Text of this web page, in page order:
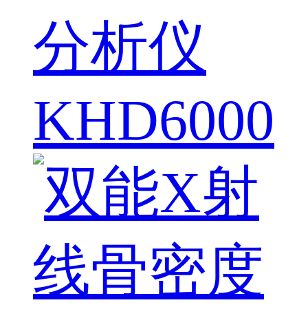
分析仪
KHD6000